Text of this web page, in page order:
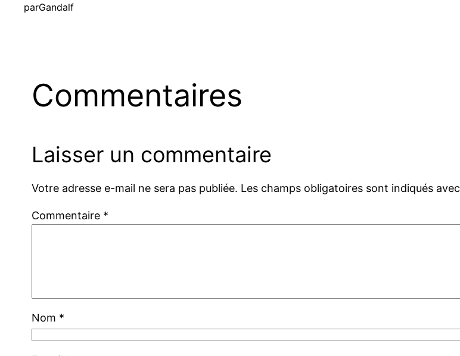
parGandalf
Commentaires
Laisser un commentaire
Votre adresse e-mail ne sera pas publiée. Les champs obligatoires sont indiqués avec
Commentaire *
Nom *